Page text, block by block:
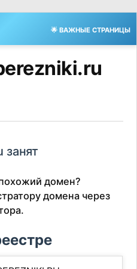
🌟 ВАЖНЫЕ СТРАНИЦЫ
домен?
домена через